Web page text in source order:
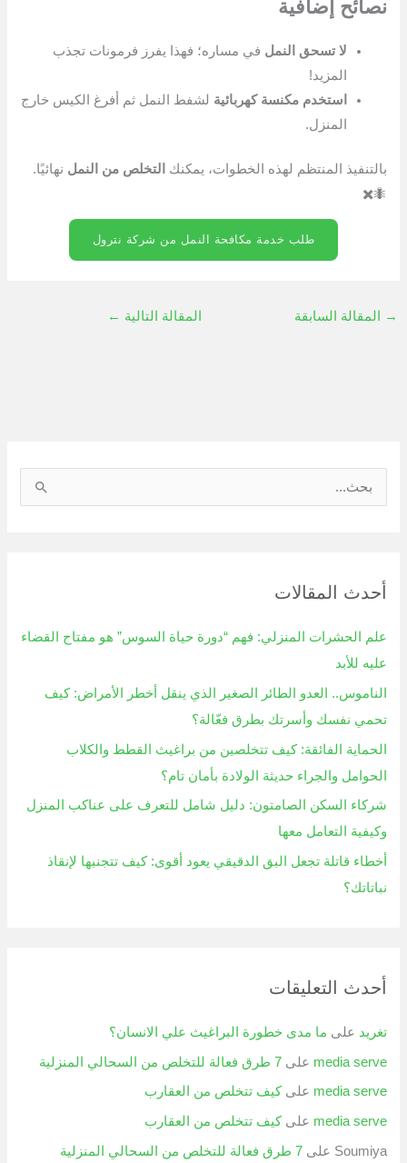
نصائح إضافية
لا تسحق النمل في مساره؛ فهذا يفرز فرمونات تجذب
المزيد!
استخدم مكنسة كهربائية لشفط النمل ثم أفرغ الكيس خارج
المنزل.
بالتنفيذ المنتظم لهذه الخطوات، يمكنك التخلص من النمل نهائيًا.
🐜✖️
طلب خدمة مكافحة النمل من شركة نترول
→ المقالة السابقة المقالة التالية ←
ثأحدث المقالات
علم الحشرات المنزلي: فهم “دورة حياة السوس” هو مفتاح القضاء
عليه للأبد
الناموس.. العدو الطائر الصغير الذي ينقل أخطر الأمراض: كيف
تحمي نفسك وأسرتك بطرق فعّالة؟
الحماية الفائقة: كيف تتخلصين من براغيث القطط والكلاب
الحوامل والجراء حديثة الولادة بأمان تام؟
شركاء السكن الصامتون: دليل شامل للتعرف على عناكب المنزل
وكيفية التعامل معها
أخطاء قاتلة تجعل البق الدقيقي يعود أقوى: كيف تتجنبها لإنقاذ
نباتاتك؟
أحدث التعليقات
تغريد على ما مدى خطورة البراغيث علي الانسان؟
media serve على7 طرق فعالة للتخلص من السحالي المنزلية
media serve علىكيف تتخلص من العقارب
media serve علىكيف تتخلص من العقارب
Soumiya على7 طرق فعالة للتخلص من السحالي المنزلية